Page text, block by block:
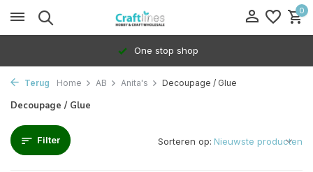
0
100% Dedicated to independents
Terug Home AB Anita's Decoupage / Glue
Decoupage / Glue
Filter Sorteren op: